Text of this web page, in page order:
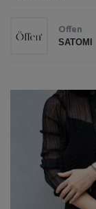
Offen
SATOMI